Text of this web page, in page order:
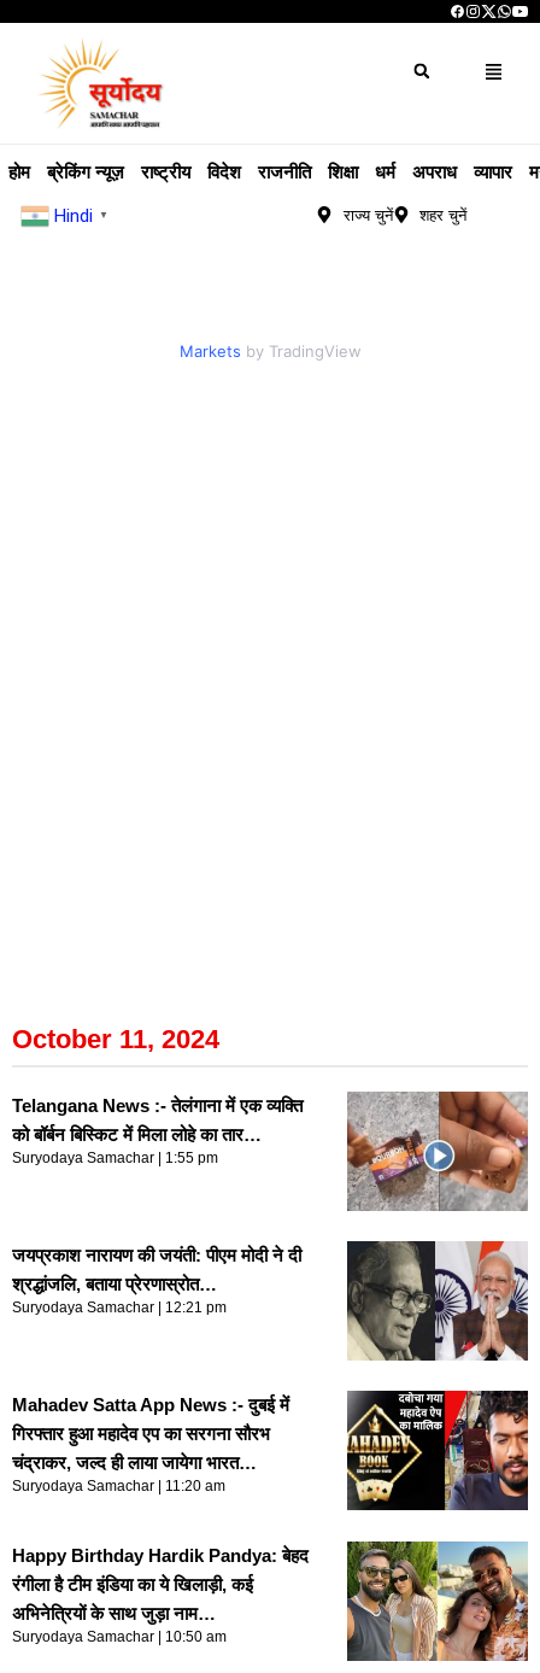
होम ब्रेकिंग न्यूज़ राष्ट्रीय विदेश राजनीति शिक्षा धर्म अपराध व्यापार
Hindi ▼ राज्य चुनें शहर चुनें
Markets by TradingView
October 11, 2024
Telangana News :- तेलंगाना में एक व्यक्ति
को बॉर्बन बिस्किट में मिला लोहे का तार…
Suryodaya Samachar 1:55 pm
जयप्रकाश नारायण की जयंती: पीएम मोदी ने दी
श्रद्धांजलि, बताया प्रेरणास्रोत…
Suryodaya Samachar 12:21 pm
Mahadev Satta App News :- दुबई में
गिरफ्तार हुआ महादेव एप का सरगना सौरभ
चंद्राकर, जल्द ही लाया जायेगा भारत…
Suryodaya Samachar 11:20 am
Happy Birthday Hardik Pandya: बेहद
रंगीला है टीम इंडिया का ये खिलाड़ी, कई
अभिनेत्रियों के साथ जुड़ा नाम…
Suryodaya Samachar 10:50 am